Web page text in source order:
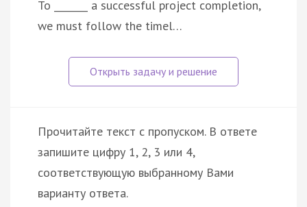
To _______ a successful project completion,
we must follow the timel…
Прочитайте текст с пропуском. В ответе
запишите цифру 1, 2, 3 или 4,
соответствующую выбранному Вами
варианту ответа.